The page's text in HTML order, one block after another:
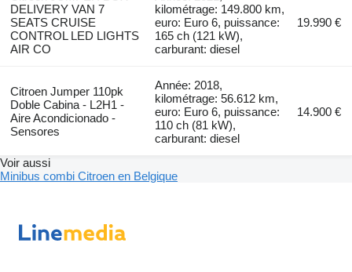
DELIVERY VAN 7
SEATS CRUISE
CONTROL LED LIGHTS
AIR CO
kilométrage: 149.800 km,
euro: Euro 6, puissance:
165 ch (121 kW),
carburant: diesel
19.990 €
Citroen Jumper 110pk
Doble Cabina - L2H1 -
Aire Acondicionado -
Sensores
Année: 2018,
kilométrage: 56.612 km,
euro: Euro 6, puissance:
110 ch (81 kW),
carburant: diesel
14.900 €
Voir aussi
Minibus combi Citroen en Belgique